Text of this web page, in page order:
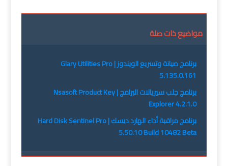
مواضيع ذات صلة
برنامج صيانة وتسريع الويندوز | Glary Utilities Pro
5.135.0.161
برنامج جلب سيريالات البرامج | Nsasoft Product Key
Explorer 4.2.1.0
برنامج مراقبة أداء الهارد ديسك | Hard Disk Sentinel Pro
5.50.10 Build 10482 Beta